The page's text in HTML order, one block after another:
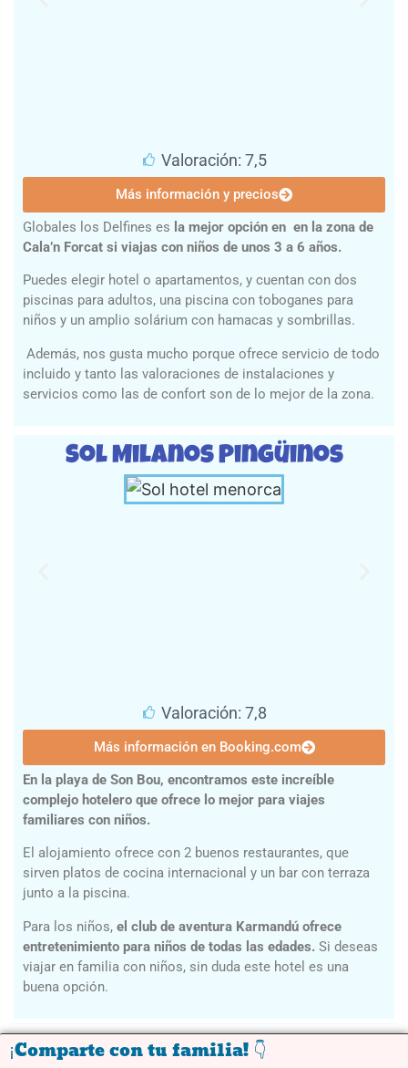
Valoración: 7,5
Más información y precios
Globales los Delfines es la mejor opción en en la zona de
Cala’n Forcat si viajas con niños de unos 3 a 6 años.
Puedes elegir hotel o apartamentos, y cuentan con dos
piscinas para adultos, una piscina con toboganes para
niños y un amplio solárium con hamacas y sombrillas.
Además, nos gusta mucho porque ofrece servicio de todo
incluido y tanto las valoraciones de instalaciones y
servicios como las de confort son de lo mejor de la zona.
Sol Milanos Pingüinos
Valoración: 7,8
Más información en Booking.com
En la playa de Son Bou, encontramos este increíble
complejo hotelero que ofrece lo mejor para viajes
familiares con niños.
El alojamiento ofrece con 2 buenos restaurantes, que
sirven platos de cocina internacional y un bar con terraza
junto a la piscina.
Para los niños, el club de aventura Karmandú ofrece
entretenimiento para niños de todas las edades. Si deseas
viajar en familia con niños, sin duda este hotel es una
buena opción.
¡Comparte con tu familia! 👇